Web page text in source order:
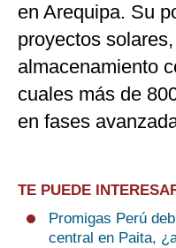
en Arequipa. Su
proyectos
almacenamiento
cuales más de
en fases
TE PUEDE
Promigas Perú
central en Paita,